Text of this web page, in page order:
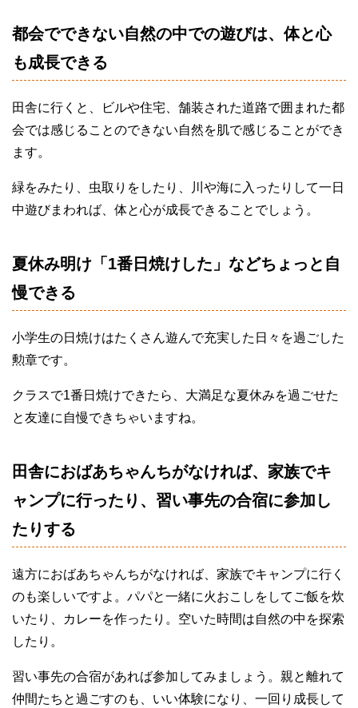
都会でできない自然の中での遊びは、体と心
も成長できる
田舎に行くと、ビルや住宅、舗装された道路で囲まれた都
会では感じることのできない自然を肌で感じることができ
ます。
緑をみたり、虫取りをしたり、川や海に入ったりして一日
中遊びまわれば、体と心が成長できることでしょう。
夏休み明け「1番日焼けした」などちょっと自
慢できる
小学生の日焼けはたくさん遊んで充実した日々を過ごした
勲章です。
クラスで1番日焼けできたら、大満足な夏休みを過ごせた
と友達に自慢できちゃいますね。
田舎におばあちゃんちがなければ、家族でキ
ャンプに行ったり、習い事先の合宿に参加し
たりする
遠方におばあちゃんちがなければ、家族でキャンプに行く
のも楽しいですよ。パパと一緒に火おこしをしてご飯を炊
いたり、カレーを作ったり。空いた時間は自然の中を探索
したり。
習い事先の合宿があれば参加してみましょう。親と離れて
仲間たちと過ごすのも、いい体験になり、一回り成長して